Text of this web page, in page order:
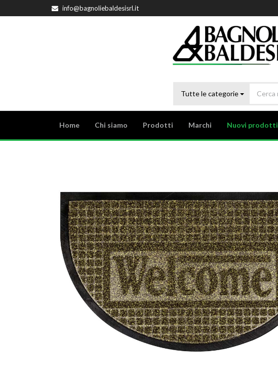
info@bagnoliebaldesisrl.it
Tutte le categorie
Home Chi siamo Prodotti Marchi Nuovi prodotti